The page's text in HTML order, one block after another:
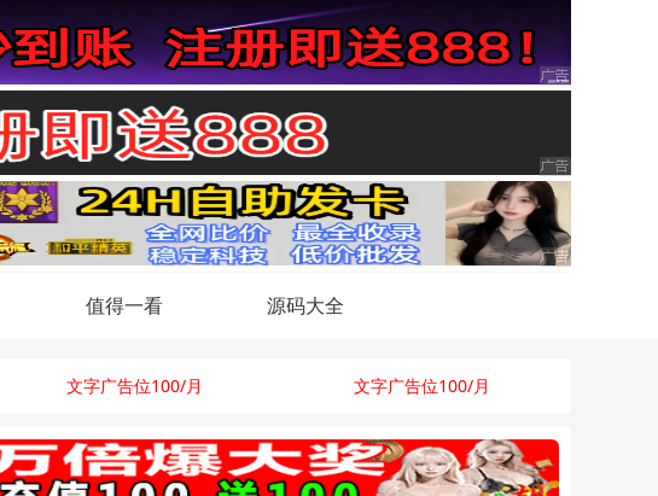
值得一看 源码大全
文字广告位100/月 文字广告位100/月